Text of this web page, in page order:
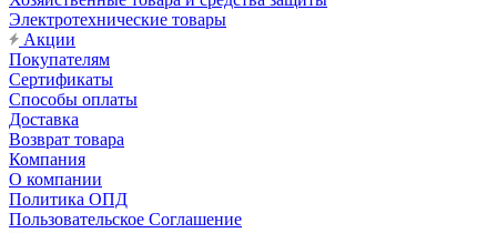
Электротехнические товары
Акции
Покупателям
Сертификаты
Способы оплаты
Доставка
Возврат товара
Компания
О компании
Политика ОПД
Пользовательское Соглашение